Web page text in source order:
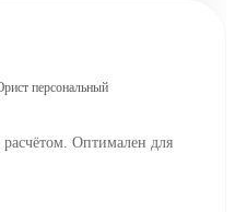
персональный
Оптимален для